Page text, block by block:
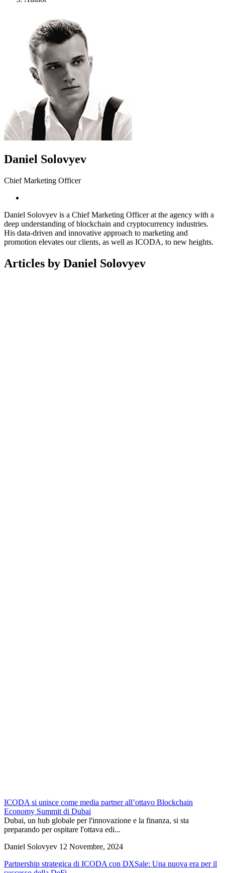
Daniel Solovyev
Chief Marketing Officer
Daniel Solovyev is a Chief Marketing Officer at the agency with a
deep understanding of blockchain and cryptocurrency industries.
His data-driven and innovative approach to marketing and
promotion elevates our clients, as well as ICODA, to new heights.
Articles by Daniel Solovyev
ICODA si unisce come media partner all’ottavo Blockchain
Economy Summit di Dubai
Dubai, un hub globale per l'innovazione e la finanza, si sta
preparando per ospitare l'ottava edi...
Daniel Solovyev 12 Novembre, 2024
Partnership strategica di ICODA con DXSale: Una nuova era per il